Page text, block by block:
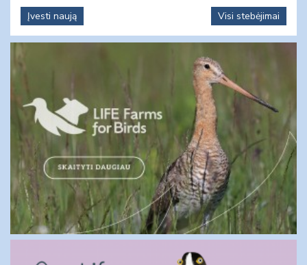
Įvesti naują
Visi stebėjimai